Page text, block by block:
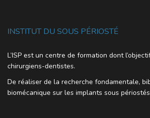
INSTITUT DU SOUS PÉRIOSTÉ
L’ISP est un centre de formation dont
chirurgiens-dentistes.
De réaliser de la recherche fondamentale,
biomécanique sur les implants sous